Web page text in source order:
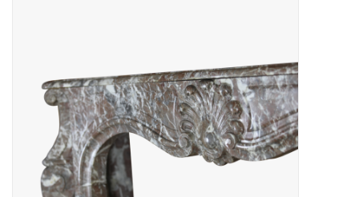
Dekorative Outdoor-
Elemente
Böden -Stein-, Terrakotta-
und Marmor